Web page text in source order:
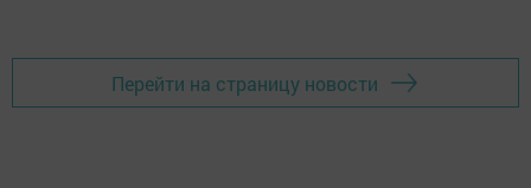
Перейти на страницу новости